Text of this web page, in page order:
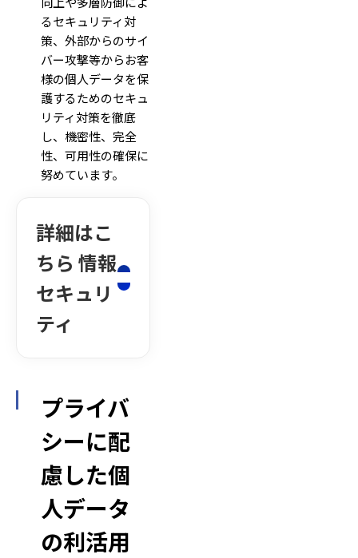
るセキュリティ対
策、外部からのサイ
バー攻撃等からお客
様の個人データを保
護するためのセキュ
リティ対策を徹底
し、機密性、完全
性、可用性の確保に
努めています。
詳細はこ
ちら 情報
セキュリ
ティ
プライバ
シーに配
慮した個
人データ
の利活用